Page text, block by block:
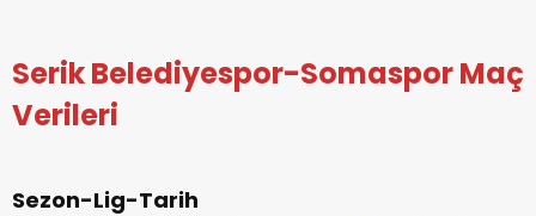
Serik Belediyespor-Somaspor Maç
Verileri
Sezon-Lig-Tarih